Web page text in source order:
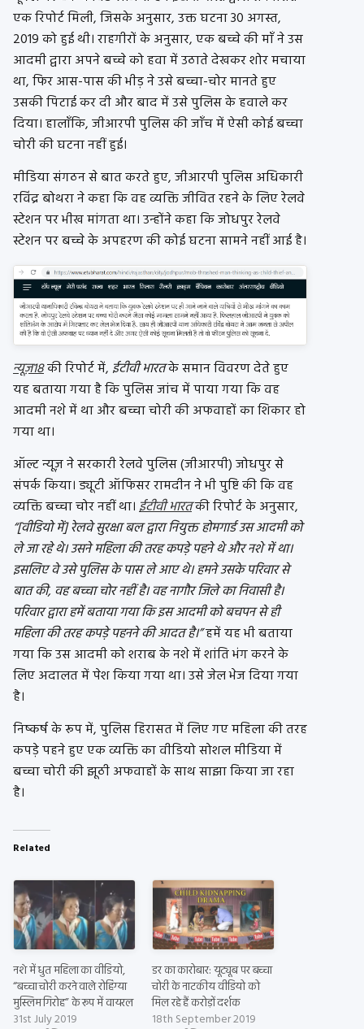
एक रिपोर्ट मिली, जिसके अनुसार, उक्त घटना 30 अगस्त,
2019 को हुई थी। राहगीरों के अनुसार, एक बच्चे की माँ ने उस
आदमी द्वारा अपने बच्चे को हवा में उठाते देखकर शोर मचाया
था, फिर आस-पास की भीड़ ने उसे बच्चा-चोर मानते हुए
उसकी पिटाई कर दी और बाद में उसे पुलिस के हवाले कर
दिया। हालाँकि, जीआरपी पुलिस की जाँच में ऐसी कोई बच्चा
चोरी की घटना नहीं हुई।
मीडिया संगठन से बात करते हुए, जीआरपी पुलिस अधिकारी
रविंद्र बोथरा ने कहा कि वह व्यक्ति जीवित रहने के लिए रेलवे
स्टेशन पर भीख मांगता था। उन्होंने कहा कि जोधपुर रेलवे
स्टेशन पर बच्चे के अपहरण की कोई घटना सामने नहीं आई है।
न्यूज़18की रिपोर्ट में, ईटीवी भारतके समान विवरण देते हुए
यह बताया गया है कि पुलिस जांच में पाया गया कि वह
आदमी नशे में था और बच्चा चोरी की अफवाहों का शिकार हो
गया था।
ऑल्ट न्यूज़ ने सरकारी रेलवे पुलिस (जीआरपी) जोधपुर से
संपर्क किया। ड्यूटी ऑफिसर रामदीन ने भी पुष्टि की कि वह
व्यक्ति बच्चा चोर नहीं था।ईटीवी भारतकी रिपोर्ट के अनुसार,
“[वीडियो में] रेलवे सुरक्षा बल द्वारा नियुक्त होमगार्ड उस आदमी को
ले जा रहे थे। उसने महिला की तरह कपड़े पहने थे और नशे में था।
इसलिए वे उसे पुलिस के पास ले आए थे। हमने उसके परिवार से
बात की, वह बच्चा चोर नहीं है। वह नागौर जिले का निवासी है।
परिवार द्वारा हमें बताया गया कि इस आदमी को बचपन से ही
महिला की तरह कपड़े पहनने की आदत है।”हमें यह भी बताया
गया कि उस आदमी को शराब के नशे में शांति भंग करने के
लिए अदालत में पेश किया गया था। उसे जेल भेज दिया गया
है।
निष्कर्ष के रूप में, पुलिस हिरासत में लिए गए महिला की तरह
कपड़े पहने हुए एक व्यक्ति का वीडियो सोशल मीडिया में
बच्चा चोरी की झूठी अफवाहों के साथ साझा किया जा रहा
है।
Related
नशे में धुत महिला का वीडियो,
“बच्चा चोरी करने वाले रोहिंग्या
मुस्लिम गिरोह” के रूप में वायरल
31st July 2019
डर का कारोबार: यूट्यूब पर बच्चा
चोरी के नाटकीय वीडियो को
मिल रहे हैं करोड़ों दर्शक
18th September 2019